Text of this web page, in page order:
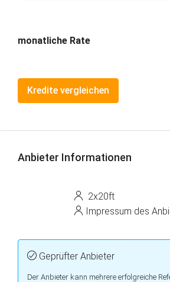
monatliche Rate
Kredite vergleichen
Anbieter Informationen
2x20ft
Impressum des
Geprüfter Anbieter
Der Anbieter kann mehrere erfolgreiche